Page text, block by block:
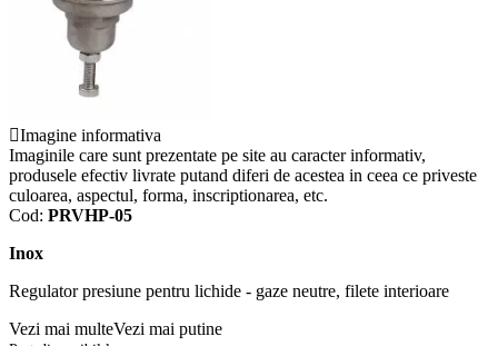
Imagine informativa
Imaginile care sunt prezentate pe site au caracter informativ,
produsele efectiv livrate putand diferi de acestea in ceea ce priveste
culoarea, aspectul, forma, inscriptionarea, etc.
Cod: PRVHP-05
Inox
Regulator presiune pentru lichide - gaze neutre, filete interioare
Vezi mai multeVezi mai putine